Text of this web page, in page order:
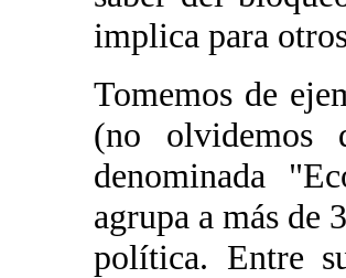
implica para
Tomemos de
(no olvidemos
denominada
agrupa a más de
política. Entre